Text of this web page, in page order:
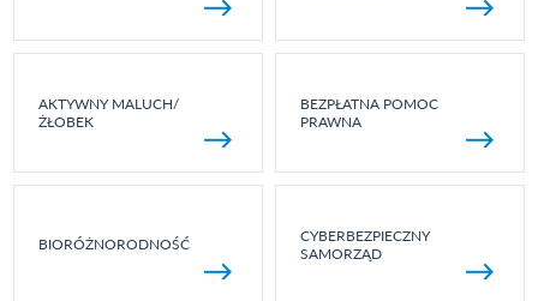
AKTYWNY MALUCH/
ŻŁOBEK
BEZPŁATNA POMOC
PRAWNA
BIORÓŻNORODNOŚĆ
CYBERBEZPIECZNY
SAMORZĄD